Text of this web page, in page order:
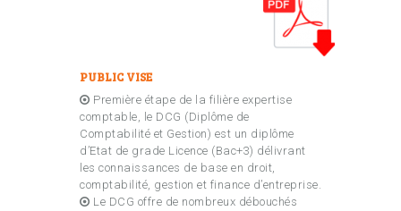
PUBLIC VISE
Première étape de la filière expertise
comptable, le DCG (Diplôme de
Comptabilité et Gestion) est un diplôme
d’Etat de grade Licence (Bac+3) délivrant
les connaissances de base en droit,
comptabilité, gestion et finance d’entreprise.
Le DCG offre de nombreux débouchés